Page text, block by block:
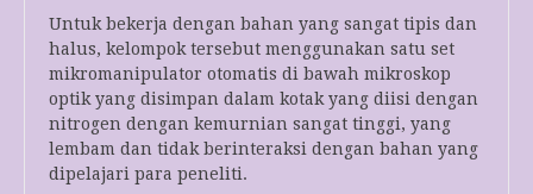
Untuk bekerja dengan bahan yang sangat tipis dan
halus, kelompok tersebut menggunakan satu set
mikromanipulator otomatis di bawah mikroskop
optik yang disimpan dalam kotak yang diisi dengan
nitrogen dengan kemurnian sangat tinggi, yang
lembam dan tidak berinteraksi dengan bahan yang
dipelajari para peneliti.